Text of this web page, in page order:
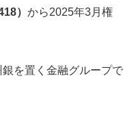
） から2025年3月権
を置く金融グループで